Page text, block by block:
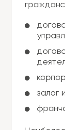
залог